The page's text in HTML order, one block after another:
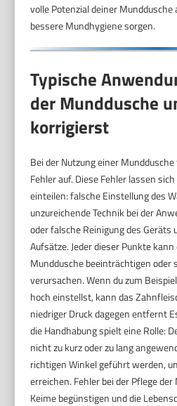
volle Potenzial deiner
bessere Mundhygiene sorgen.
Typische
der Munddusche
korrigierst
Bei der Nutzung einer
Fehler auf. Diese Fehler lassen
einteilen: falsche Einstellung des
unzureichende Technik bei der
oder falsche Reinigung des Geräts
Aufsätze. Jeder dieser Punkte
Munddusche beeinträchtigen oder
verursachen. Wenn du zum
hoch einstellst, kann das
niedriger Druck dagegen entfernt
die Handhabung spielt eine Rolle:
nicht zu kurz oder zu lang
richtigen Winkel geführt werden,
erreichen. Fehler bei der Pflege
Keime begünstigen und die